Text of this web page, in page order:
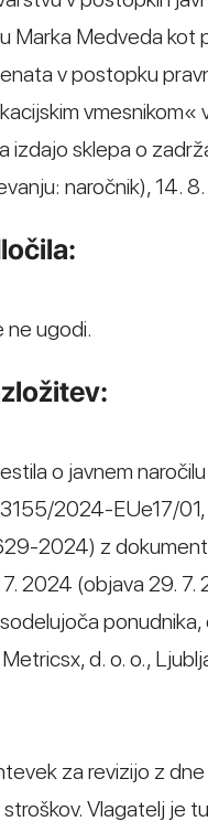
Marka Medveda
v postopku
vmesnikom«
izdajo sklepa o
naročnik), 14.
ne ugodi.
o javnem
2024-EUe17/
2024) z
(objava 29. 7.
ponudnika,
d. o. o.,
za revizijo z
Vlagatelj je